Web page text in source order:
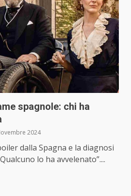
spagnole: chi ha
2024
dalla Spagna e la diagnosi
lo ha avvelenato”....